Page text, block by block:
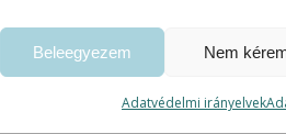
Beleegyezem Nem
Adatvédelmi irányelvek